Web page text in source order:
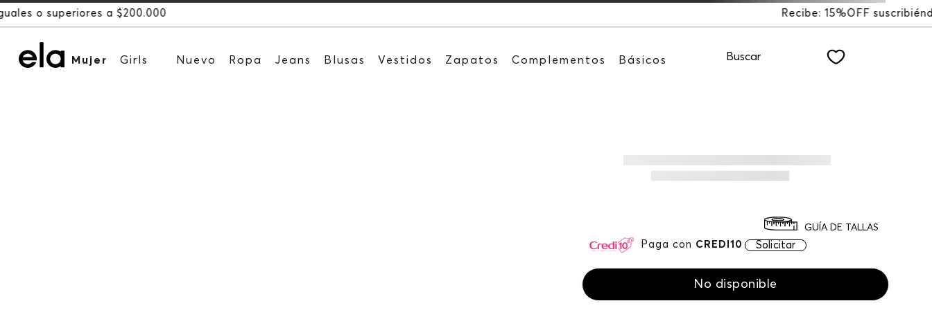
Recibe: 15%OFF suscribiéndote a nuestro NEWSLETTER
Mujer Girls Nuevo Ropa Jeans Blusas Vestidos Zapatos Complementos Básicos Buscar
Paga con CREDI10 Solicitar
GUÍA DE TALLAS
No disponible